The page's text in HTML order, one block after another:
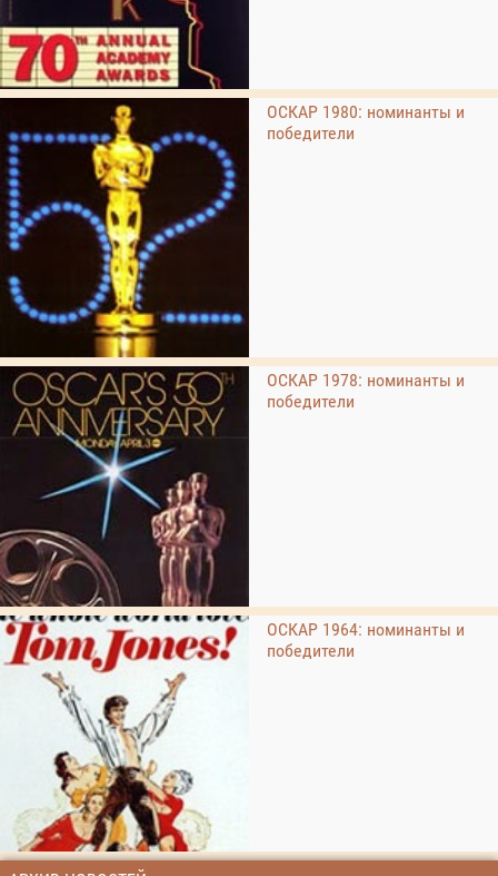
ОСКАР 1980: номинанты и
победители
ОСКАР 1978: номинанты и
победители
ОСКАР 1964: номинанты и
победители